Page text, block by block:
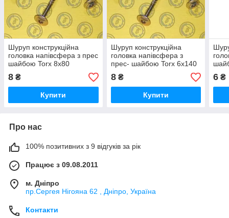
Шуруп конструкційна
головка напівсфера з прес
шайбою Torx 8х80
8 ₴
Купити
Шуруп конструкційна
головка напівсфера з
прес- шайбою Torx 6х140
8₴
Купити
6 ₴
Про нас
100% позитивних з 9 відгуків за рік
Працює з 09.08.2011
м. Дніпро
пр.Сергея Нігояна 62 , Дніпро, Україна
Контакти